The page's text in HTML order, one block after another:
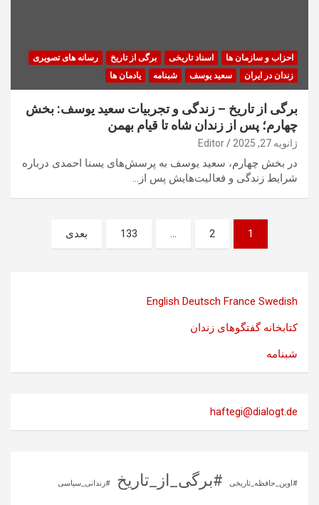
احزاب و سازمان ها اسناد تاریخی برگی از تاریخ
رسانه های تصویری
زندان در ایران
سعید یوسف شبنامه یادمان ها
برگی از تاریخ – زندگی و تجربیات سعید یوسف: بخش
چهارم؛ پس از زندان شاه تا قیام بهمن
ژانویه 27, 2025 Editor
در بخش چهارم، سعید یوسف به پرسش‌های یسنا احمدی درباره
شرایط زندگی و فعالیت‌هایش پس از…
صفحه‌بندی
نوشته‌ها
1
2
…
133 بعدی
English Deutsch France Swedish
کتابخانه گفتگوهای زندان
شبنامه
haftegi@dialogt.de
#اوین_حافظه_تاریخی #برگی_از_تاریخ #زندانی_سیاسی